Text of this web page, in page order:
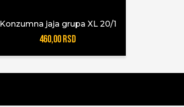
Konzumna jaja grupa XL 20/1
460,00 RSD